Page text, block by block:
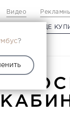
?
Видео
ГДЕ